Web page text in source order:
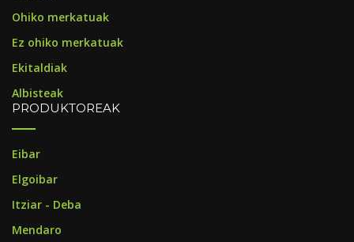
Ohiko merkatuak
Ez ohiko merkatuak
Ekitaldiak
Albisteak
PRODUKTOREAK
Eibar
Elgoibar
Itziar - Deba
Mendaro